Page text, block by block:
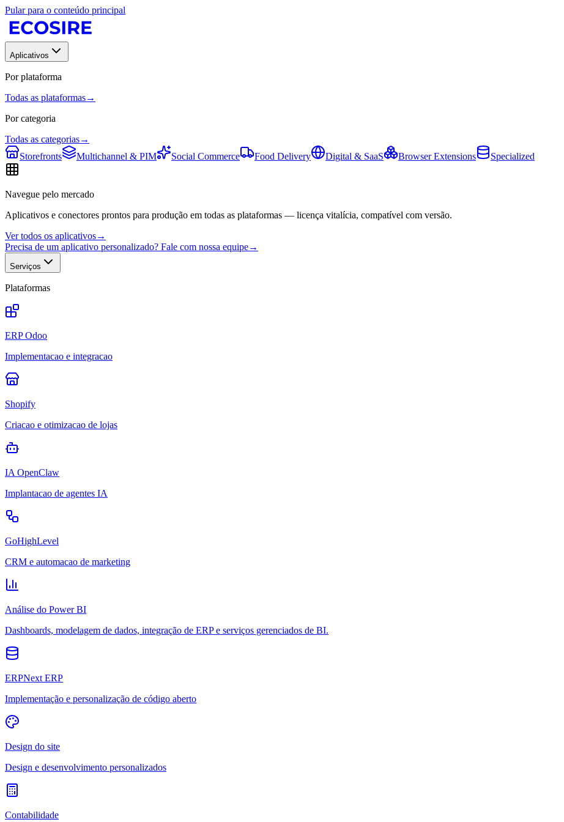
Pular para o conteúdo principal
Aplicativos
Por plataforma
Todas as plataformas→
Por categoria
Todas as categorias→
Storefronts
Multichannel & PIM Social Commerce Food Delivery Digital & SaaS Browser Extensions Specialized
Navegue pelo mercado
Aplicativos e conectores prontos para produção em todas as plataformas — licença vitalícia, compatível com versão.
Ver todos os aplicativos→
Precisa de um aplicativo personalizado? Fale com nossa equipe→
Serviços
Plataformas
ERP Odoo
Implementacao e integracao
Shopify
Criacao e otimizacao de lojas
IA OpenClaw
Implantacao de agentes IA
GoHighLevel
CRM e automacao de marketing
Análise do Power BI
Dashboards, modelagem de dados, integração de ERP e serviços gerenciados de BI.
ERPNext ERP
Implementação e personalização de código aberto
Design do site
Design e desenvolvimento personalizados
Contabilidade